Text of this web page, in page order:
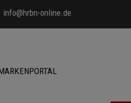
info@hrbn-online.de